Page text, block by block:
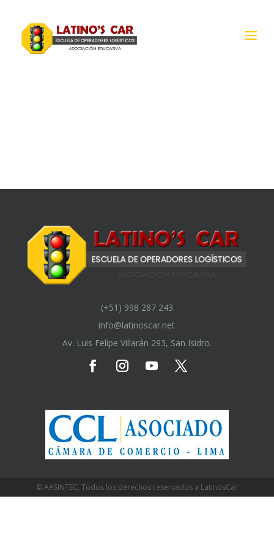
(+51) 998 287 243
info@latinoscar.net
Av. Luis Felipe Villarán 293, San Isidro.
© AASINTEC, Todos los derechos reservados a LatinosCar